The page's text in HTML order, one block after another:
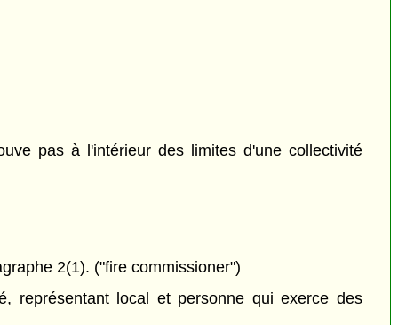
pas à l'intérieur des limites d'une collectivité
2(1). ("fire commissioner")
représentant local et personne qui exerce des